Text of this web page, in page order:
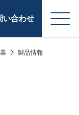
い合わせ
製品情報